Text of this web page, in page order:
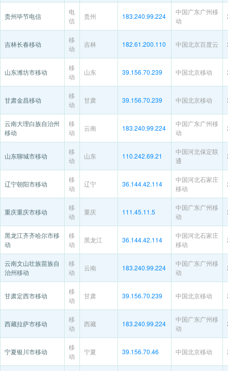
贵州毕节电信
电
信
贵州 183.240.99.224
中国广东广州移
动
吉林长春移动
移
动
吉林 182.61.200.110 中国北京百度云
山东潍坊市移动
移
动
山东 39.156.70.239 中国北京移动
甘肃金昌移动
移
动
甘肃 39.156.70.239 中国北京移动
云南大理白族自治州
移动
移
动
云南 183.240.99.224
中国广东广州移
动
山东聊城市移动
移
动
山东 110.242.69.21
中国河北保定联
通
辽宁朝阳市移动
移
动
辽宁 36.144.42.114
中国河北石家庄
移动
重庆重庆市移动
移
动
重庆 111.45.11.5
中国广东广州移
动
黑龙江齐齐哈尔市移
动
移
动
黑龙江 36.144.42.114
中国河北石家庄
移动
云南文山壮族苗族自
治州移动
移
动
云南 183.240.99.224
中国广东广州移
动
甘肃定西市移动
移
动
甘肃 39.156.70.239 中国北京移动
西藏拉萨市移动
移
动
西藏 183.240.99.224
中国广东广州移
动
宁夏银川市移动
移
动
宁夏 39.156.70.46 中国北京移动